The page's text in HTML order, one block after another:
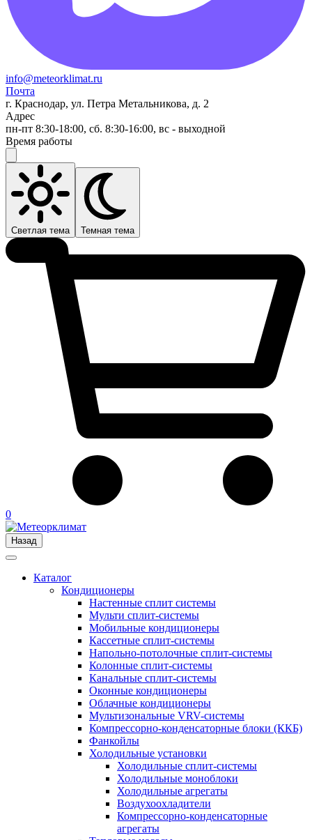
info@meteorklimat.ru
Почта
г. Краснодар, ул. Петра Метальникова, д. 2
Адрес
пн-пт 8:30-18:00, сб. 8:30-16:00, вс - выходной
Время работы
Светлая тема Темная тема
0
Назад
Каталог
Кондиционеры
Настенные сплит системы
Мульти сплит-системы
Мобильные кондиционеры
Кассетные сплит-системы
Напольно-потолочные сплит-системы
Колонные сплит-системы
Канальные сплит-системы
Оконные кондиционеры
Облачные кондиционеры
Мультизональные VRV-системы
Компрессорно-конденсаторные блоки (ККБ)
Фанкойлы
Холодильные установки
Холодильные сплит-системы
Холодильные моноблоки
Холодильные агрегаты
Воздухоохладители
Компрессорно-конденсаторные
агрегаты